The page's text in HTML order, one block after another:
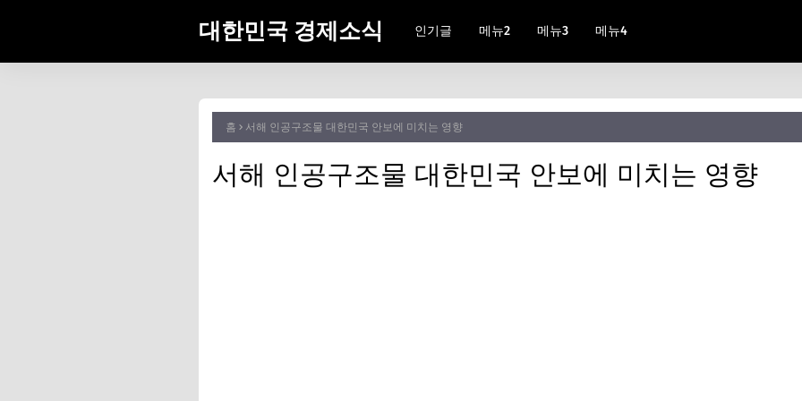
대한민국 경제소식 인기글 메뉴2 메뉴3 메뉴4
홈 서해 인공구조물 대한민국 안보에 미치는 영향
서해 인공구조물 대한민국 안보에 미치는 영향